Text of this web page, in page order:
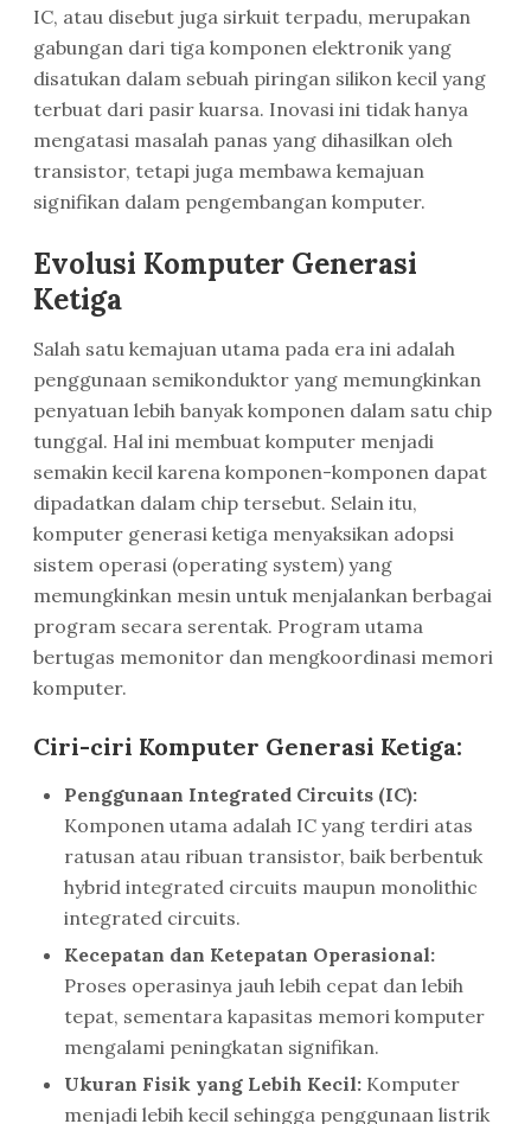
IC, atau disebut juga sirkuit terpadu, merupakan
gabungan dari tiga komponen elektronik yang
disatukan dalam sebuah piringan silikon kecil yang
terbuat dari pasir kuarsa. Inovasi ini tidak hanya
mengatasi masalah panas yang dihasilkan oleh
transistor, tetapi juga membawa kemajuan
signifikan dalam pengembangan komputer.
Evolusi Komputer Generasi
Ketiga
Salah satu kemajuan utama pada era ini adalah
penggunaan semikonduktor yang memungkinkan
penyatuan lebih banyak komponen dalam satu chip
tunggal. Hal ini membuat komputer menjadi
semakin kecil karena komponen-komponen dapat
dipadatkan dalam chip tersebut. Selain itu,
komputer generasi ketiga menyaksikan adopsi
sistem operasi (operating system) yang
memungkinkan mesin untuk menjalankan berbagai
program secara serentak. Program utama
bertugas memonitor dan mengkoordinasi memori
komputer.
Ciri-ciri Komputer Generasi Ketiga:
Penggunaan Integrated Circuits (IC):
Komponen utama adalah IC yang terdiri atas
ratusan atau ribuan transistor, baik berbentuk
hybrid integrated circuits maupun monolithic
integrated circuits.
Kecepatan dan Ketepatan Operasional:
Proses operasinya jauh lebih cepat dan lebih
tepat, sementara kapasitas memori komputer
mengalami peningkatan signifikan.
Ukuran Fisik yang Lebih Kecil: Komputer
menjadi lebih kecil sehingga penggunaan listrik